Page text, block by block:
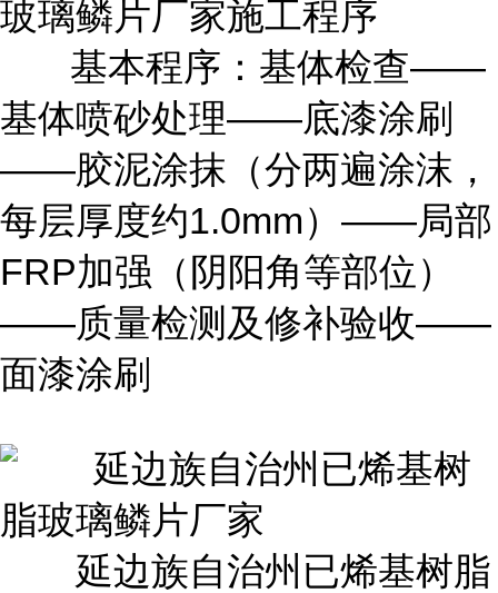
玻璃鳞片厂家施工程序
基本程序：基体检查——
基体喷砂处理——底漆涂刷
——胶泥涂抹（分两遍涂沫，
每层厚度约1.0mm）——局部
FRP加强（阴阳角等部位）
——质量检测及修补验收——
面漆涂刷
延边族自治州已烯基树脂